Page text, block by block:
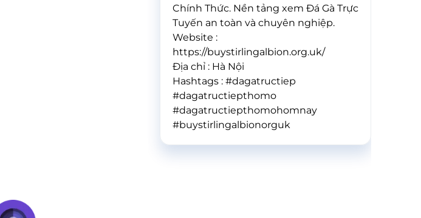
Chính Thức. Nền tảng xem Đá Gà Trực
Tuyến an toàn và chuyên nghiệp.
Website :
https://buystirlingalbion.org.uk/
Địa chỉ : Hà Nội
Hashtags : #dagatructiep
#dagatructiepthomo
#dagatructiepthomohomnay
#buystirlingalbionorguk